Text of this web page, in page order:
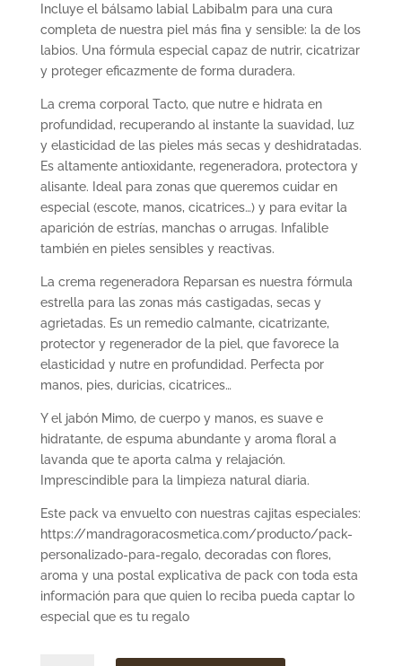
Incluye el bálsamo labial Labibalm para una cura
completa de nuestra piel más fina y sensible: la de los
labios. Una fórmula especial capaz de nutrir, cicatrizar
y proteger eficazmente de forma duradera.
La crema corporal Tacto, que nutre e hidrata en
profundidad, recuperando al instante la suavidad, luz
y elasticidad de las pieles más secas y deshidratadas.
Es altamente antioxidante, regeneradora, protectora y
alisante. Ideal para zonas que queremos cuidar en
especial (escote, manos, cicatrices…) y para evitar la
aparición de estrías, manchas o arrugas. Infalible
también en pieles sensibles y reactivas.
La crema regeneradora Reparsan es nuestra fórmula
estrella para las zonas más castigadas, secas y
agrietadas. Es un remedio calmante, cicatrizante,
protector y regenerador de la piel, que favorece la
elasticidad y nutre en profundidad. Perfecta por
manos, pies, duricias, cicatrices…
Y el jabón Mimo, de cuerpo y manos, es suave e
hidratante, de espuma abundante y aroma floral a
lavanda que te aporta calma y relajación.
Imprescindible para la limpieza natural diaria.
Este pack va envuelto con nuestras cajitas especiales:
https://mandragoracosmetica.com/producto/pack-
personalizado-para-regalo, decoradas con flores,
aroma y una postal explicativa de pack con toda esta
información para que quien lo reciba pueda captar lo
especial que es tu regalo